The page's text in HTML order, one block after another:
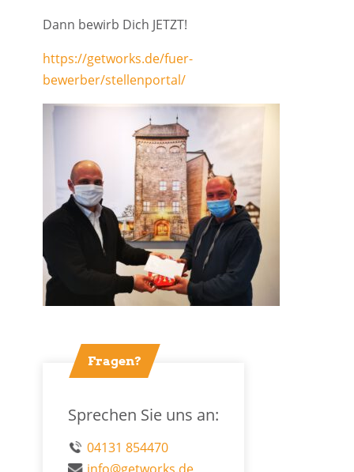
Dann bewirb Dich JETZT!
https://getworks.de/fuer-
bewerber/stellenportal/
Fragen?
Sprechen Sie uns an:
04131 854470